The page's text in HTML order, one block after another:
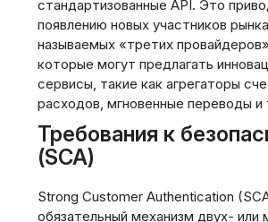
стандартизованные API. Это
появлению новых участников
называемых «третих
которые могут предлагать
сервисы, такие как агрегаторы
расходов, мгновенные переводы и
Требования к
(SCA)
Strong Customer Authentication
обязательный механизм двух- или